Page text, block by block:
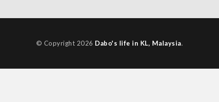
© Copyright 2026 Dabo's life in KL, Malaysia.